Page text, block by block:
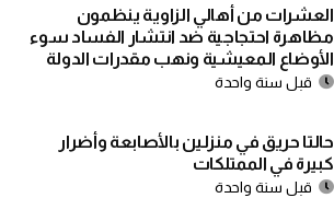
العشرات من أهالي الزاوية ينظمون
مظاهرة احتجاجية ضد انتشار الفساد سوء
الأوضاع المعيشية ونهب مقدرات الدولة
قبل سنة واحدة
حالتا حريق في منزلين بالأصابعة وأضرار
كبيرة في الممتلكات
قبل سنة واحدة